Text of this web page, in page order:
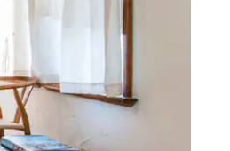
appuyant et en faisant glisser.